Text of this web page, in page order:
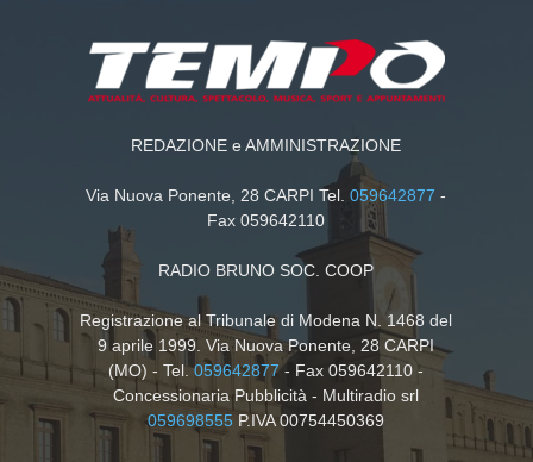
REDAZIONE e AMMINISTRAZIONE
Via Nuova Ponente, 28 CARPI Tel.059642877 -
Fax 059642110
RADIO BRUNO SOC. COOP
Registrazione al Tribunale di Modena N. 1468 del
9 aprile 1999. Via Nuova Ponente, 28 CARPI
(MO) - Tel.059642877- Fax 059642110 -
Concessionaria Pubblicità - Multiradio srl
059698555 P.IVA 00754450369